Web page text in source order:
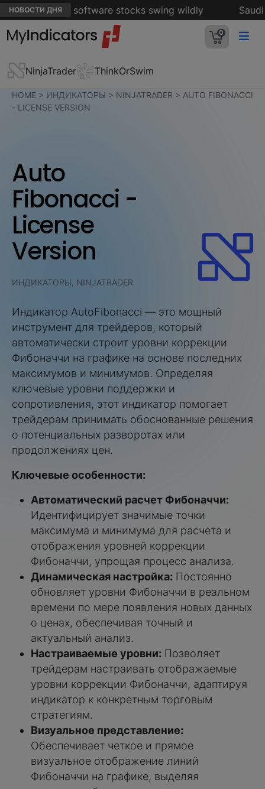
НОВОСТИ ДНЯ
intensifies as software stocks swing wildly Saudi
0
NinjaTrader ThinkOrSwim
HOME > ИНДИКАТОРЫ > NINJATRADER > AUTO FIBONACCI
- LICENSE VERSION
Auto
Fibonacci -
License
Version
ИНДИКАТОРЫ, NINJATRADER
Индикатор AutoFibonacci — это мощный
инструмент для трейдеров, который
автоматически строит уровни коррекции
Фибоначчи на графике на основе последних
максимумов и минимумов. Определяя
ключевые уровни поддержки и
сопротивления, этот индикатор помогает
трейдерам принимать обоснованные решения
о потенциальных разворотах или
продолжениях цен.
Ключевые особенности:
Автоматический расчет Фибоначчи:
Идентифицирует значимые точки
максимума и минимума для расчета и
отображения уровней коррекции
Фибоначчи, упрощая процесс анализа.
Динамическая настройка: Постоянно
обновляет уровни Фибоначчи в реальном
времени по мере появления новых данных
о ценах, обеспечивая точный и
актуальный анализ.
Настраиваемые уровни: Позволяет
трейдерам настраивать отображаемые
уровни коррекции Фибоначчи, адаптируя
индикатор к конкретным торговым
стратегиям.
Визуальное представление:
Обеспечивает четкое и прямое
визуальное отображение линий
Фибоначчи на графике, выделяя